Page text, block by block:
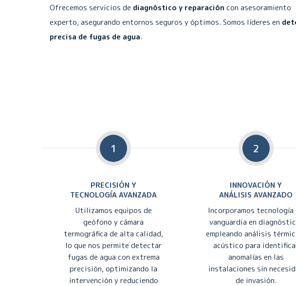
Ofrecemos servicios de diagnóstico y reparación con asesoramiento
experto, asegurando entornos seguros y óptimos. Somos líderes en
precisa de fugas de agua.
1
PRECISIÓN Y
TECNOLOGÍA AVANZADA
Utilizamos equipos de
geófono y cámara
termográfica de alta calidad,
lo que nos permite detectar
fugas de agua con extrema
precisión, optimizando la
intervención y reduciendo
2
INNOVACIÓN Y
ANÁLISIS AVANZADO
Incorporamos tecnología
vanguardia en
empleando análisis
acústico para
anomalías en las
instalaciones sin
de invasión.